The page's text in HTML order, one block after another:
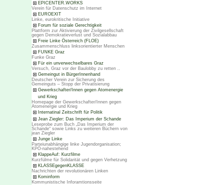
EPICENTER.WORKS
Verein für Datenschutz im Internet
EUROEXIT
Linke, eurokritische Initiative
Forum für soziale Gerechtigkeit
Plattform zur Aktivierung der Zivilgesellschaft
gegen Demokratieverlust und Sozialabbau
Freie Linke Österreich (FLOE)
Zusammenschluss linksorientierter Menschen
FUNKE Graz
Funke Graz
Für ein unverwechselbares Graz
Versuch, Graz vor der Baulobby zu retten ..
Gemeingut in BürgerInnenhand
Deutscher Verein zur Sicherung des
Gemeinguts – Stopp der Privatisierung
Gewerkschafter/Innen gegen Atomenergie
und Krieg
Homepage der Gewerkschafter/Innen gegen
Atomenergie und Krieg
Internatinal Zeitschrift für Politik
Jean Ziegler: Das Imperium der Schande
Leseprobe zum Buch „Das Imperium der
Schande“ sowie Links zu weiteren Büchern von
jean Ziegler
Junge Linke
Parteiunabhängige linke Jugendorganisation;
KPÖ-nahestehend
KlappeAuf: Kurzfilme
Kurzfülme für Solidarität und gegen Verhetzung
KLASSEgegenKLASSE
Nachrichten der revolutionären Linken
Kominform
Kommunistische Inforamtionsseite